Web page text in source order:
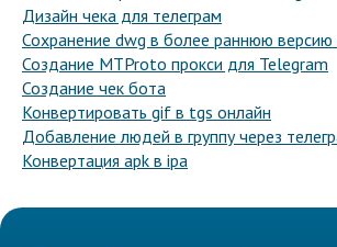
Дизайн чека для телеграм
Сохранение dwg в более раннюю версию
Создание MTProto прокси для Telegram
Создание чек бота
Конвертировать gif в tgs онлайн
Добавление людей в группу через
Конвертация apk в ipa